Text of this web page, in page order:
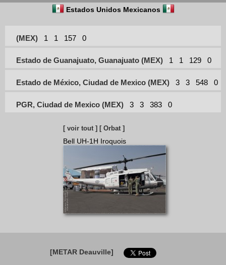
Estados Unidos Mexicanos
(MEX) 1 1 157 0
Estado de Guanajuato, Guanajuato (MEX) 1 1 129 0
Estado de México, Ciudad de Mexico (MEX) 3 3 548 0
PGR, Ciudad de Mexico (MEX) 3 3 383 0
[ voir tout ] [ Orbat ]
Bell UH-1H Iroquois
[METAR Deauville]